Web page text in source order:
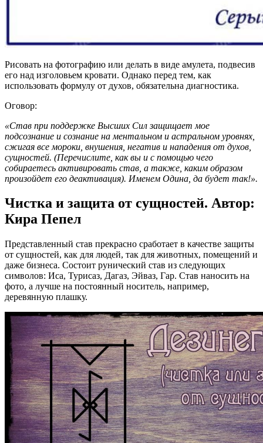
Рисовать на фотографию или делать в виде амулета, подвесив
его над изголовьем кровати. Однако перед тем, как
использовать формулу от духов, обязательна диагностика.
Оговор:
«Став при поддержке Высших Сил защищает мое
подсознание и сознание на ментальном и астральном уровнях,
сжигая все мороки, внушения, негатив и нападения от духов,
сущностей. (Перечислите, как вы и с помощью чего
собираетесь активировать став, а также, каким образом
произойдет его деактивация). Именем Одина, да будет так!».
Чистка и защита от сущностей. Автор:
Кира Пепел
Представленный став прекрасно сработает в качестве защиты
от сущностей, как для людей, так для животных, помещений и
даже бизнеса. Состоит рунический став из следующих
символов: Иса, Турисаз, Дагаз, Эйваз, Гар. Став наносить на
фото, а лучше на постоянный носитель, например,
деревянную плашку.